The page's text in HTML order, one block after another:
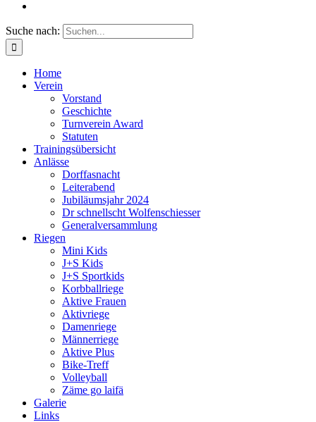
Suche nach:
Home
Verein
Vorstand
Geschichte
Turnverein Award
Statuten
Trainingsübersicht
Anlässe
Dorffasnacht
Leiterabend
Jubiläumsjahr 2024
Dr schnellscht Wolfenschiesser
Generalversammlung
Riegen
Mini Kids
J+S Kids
J+S Sportkids
Korbballriege
Aktive Frauen
Aktivriege
Damenriege
Männerriege
Aktive Plus
Bike-Treff
Volleyball
Zäme go laifä
Galerie
Links